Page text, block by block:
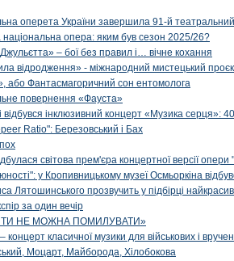
оперета України завершила 91-й
національна опера: яким був сезон 2025/26?
– бої без правил і… вічне кохання
відродження» - міжнародний мистецький
або Фантасмагоричний сон ентомолога
повернення «Фауста»
відбувся інклюзивний концерт «Музика серця»:
Ratio": Березовський і Бах
світова прем'єра концертної версії
у Кропивницькому музеї Осмьоркіна
Лятошинського прозвучить у підбірці
за один вечір
НЕ МОЖНА ПОМИЛУВАТИ»
концерт класичної музики для військових і
Моцарт, Майборода, Хілобокова